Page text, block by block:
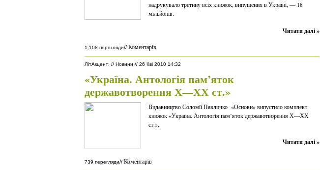
надрукувало третину всіх книжок, випущених в Україні, — 18
мільйонів.
Читати далі »
1,108 перегляди// Коментарів
ЛітАкцент: // Новини // 26 Кві 2010 14:32
«Україна. Антологія пам’яток
державотворення Х—ХХ ст.»
Видавництво Соломії Павличко «Основи» випустило комплект
книжок «Україна. Антологія пам’яток державотворення Х—ХХ
ст.».
Читати далі »
739 перегляди// Коментарів